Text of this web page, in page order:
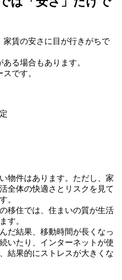
賃の安さに目が行きがちで
る場合もあります。
です。
物件はあります。ただし、家
全体の快適さとリスクを見て
。
移住では、住まいの質が生活
す。
だ結果、移動時間が長くなっ
いたり、インターネットが使
結果的にストレスが大きくな